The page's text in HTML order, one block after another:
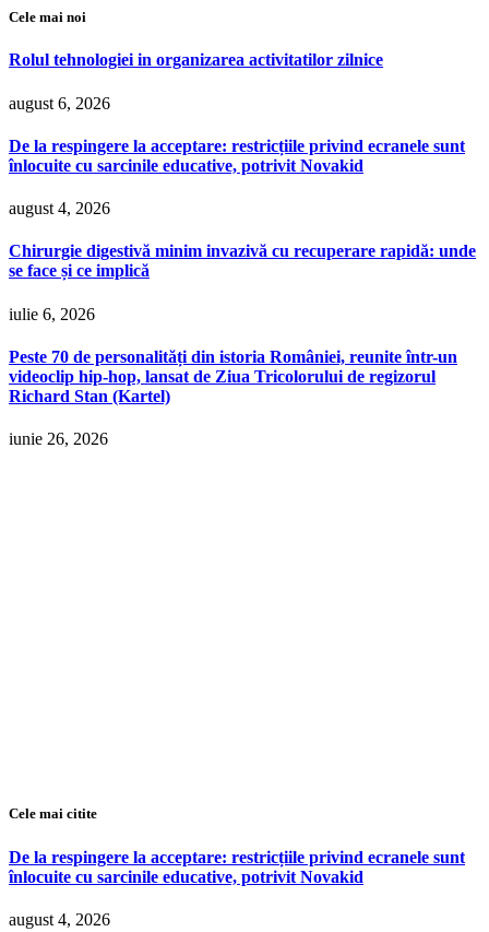
Cele mai noi
Rolul tehnologiei in organizarea activitatilor zilnice
august 6, 2026
De la respingere la acceptare: restricțiile privind ecranele sunt
înlocuite cu sarcinile educative, potrivit Novakid
august 4, 2026
Chirurgie digestivă minim invazivă cu recuperare rapidă: unde
se face și ce implică
iulie 6, 2026
Peste 70 de personalități din istoria României, reunite într-un
videoclip hip-hop, lansat de Ziua Tricolorului de regizorul
Richard Stan (Kartel)
iunie 26, 2026
Cele mai citite
De la respingere la acceptare: restricțiile privind ecranele sunt
înlocuite cu sarcinile educative, potrivit Novakid
august 4, 2026